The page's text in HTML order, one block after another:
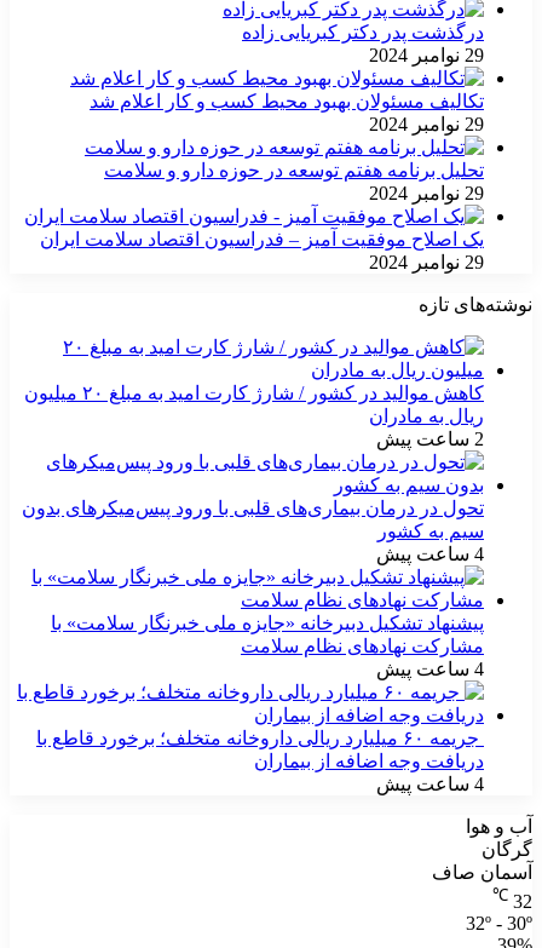
درگذشت پدر دکتر کبریایی زاده
29 نوامبر 2024
تکالیف مسئولان بهبود محیط کسب و کار اعلام شد
29 نوامبر 2024
تحلیل برنامه هفتم توسعه در حوزه دارو و سلامت
29 نوامبر 2024
یک اصلاح موفقیت آمیز – فدراسیون اقتصاد سلامت ایران
29 نوامبر 2024
نوشته‌های تازه
کاهش موالید در کشور / شارژ کارت امید به مبلغ ۲۰ میلیون
ریال به مادران
2 ساعت پیش
تحول در درمان بیماری‌های قلبی با ورود پیس‌میکرهای بدون
سیم به کشور
4 ساعت پیش
پیشنهاد تشکیل دبیرخانه «جایزه ملی خبرنگار سلامت» با
مشارکت نهادهای نظام سلامت
4 ساعت پیش
جریمه ۶۰ میلیارد ریالی داروخانه متخلف؛ برخورد قاطع با
دریافت وجه اضافه از بیماران
4 ساعت پیش
آب و هوا
گرگان
آسمان صاف
32
℃
32º - 30º